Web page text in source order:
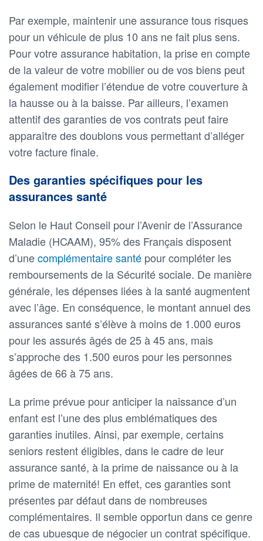
Par exemple, maintenir une assurance tous risques
pour un véhicule de plus 10 ans ne fait plus sens.
Pour votre assurance habitation, la prise en compte
de la valeur de votre mobilier ou de vos biens peut
également modifier l’étendue de votre couverture à
la hausse ou à la baisse. Par ailleurs, l’examen
attentif des garanties de vos contrats peut faire
apparaître des doublons vous permettant d’alléger
votre facture finale.
Des garanties spécifiques pour les
assurances santé
Selon le Haut Conseil pour l’Avenir de l’Assurance
Maladie (HCAAM), 95% des Français disposent
d’unecomplémentaire santé pour compléter les
remboursements de la Sécurité sociale. De manière
générale, les dépenses liées à la santé augmentent
avec l’âge. En conséquence, le montant annuel des
assurances santé s’élève à moins de 1.000 euros
pour les assurés âgés de 25 à 45 ans, mais
s’approche des 1.500 euros pour les personnes
âgées de 66 à 75 ans.
La prime prévue pour anticiper la naissance d’un
enfant est l’une des plus emblématiques des
garanties inutiles. Ainsi, par exemple, certains
seniors restent éligibles, dans le cadre de leur
assurance santé, à la prime de naissance ou à la
prime de maternité! En effet, ces garanties sont
présentes par défaut dans de nombreuses
complémentaires. Il semble opportun dans ce genre
de cas ubuesque de négocier un contrat spécifique.